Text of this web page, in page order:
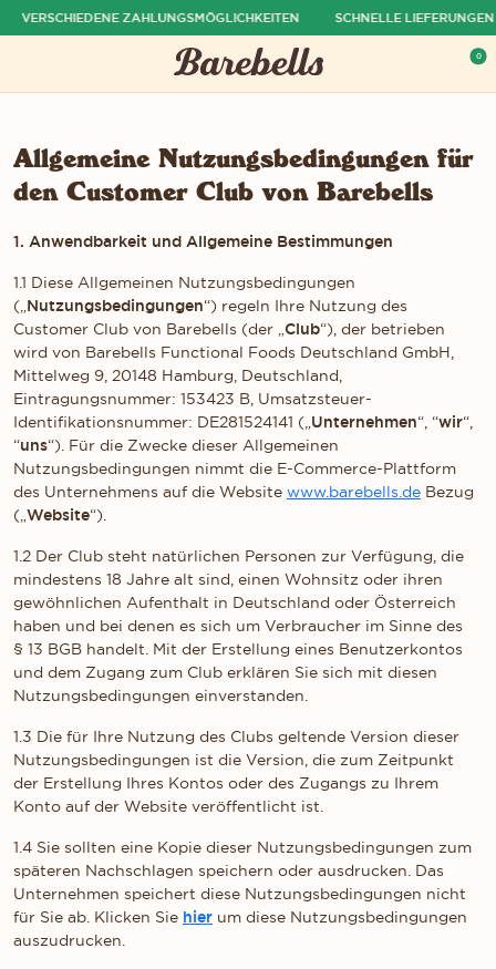
ZAHLUNGSMÖGLICHKEITEN SCHNELLE LIEFERUNGEN
0
Allgemeine Nutzungsbedingungen für
den Customer Club von Barebells
1. Anwendbarkeit und Allgemeine Bestimmungen
1.1 Diese Allgemeinen Nutzungsbedingungen
(„Nutzungsbedingungen“) regeln Ihre Nutzung des
Customer Club von Barebells (der „Club“), der betrieben
wird von Barebells Functional Foods Deutschland GmbH,
Mittelweg 9, 20148 Hamburg, Deutschland,
Eintragungsnummer: 153423 B, Umsatzsteuer-
Identifikationsnummer: DE281524141 („Unternehmen“, “wir“,
“uns“). Für die Zwecke dieser Allgemeinen
Nutzungsbedingungen nimmt die E-Commerce-Plattform
des Unternehmens auf die Website www.barebells.de Bezug
(„Website“).
1.2 Der Club steht natürlichen Personen zur Verfügung, die
mindestens 18 Jahre alt sind, einen Wohnsitz oder ihren
gewöhnlichen Aufenthalt in Deutschland oder Österreich
haben und bei denen es sich um Verbraucher im Sinne des
§ 13 BGB handelt. Mit der Erstellung eines Benutzerkontos
und dem Zugang zum Club erklären Sie sich mit diesen
Nutzungsbedingungen einverstanden.
1.3 Die für Ihre Nutzung des Clubs geltende Version dieser
Nutzungsbedingungen ist die Version, die zum Zeitpunkt
der Erstellung Ihres Kontos oder des Zugangs zu Ihrem
Konto auf der Website veröffentlicht ist.
1.4 Sie sollten eine Kopie dieser Nutzungsbedingungen zum
späteren Nachschlagen speichern oder ausdrucken. Das
Unternehmen speichert diese Nutzungsbedingungen nicht
für Sie ab. Klicken Sie hier um diese Nutzungsbedingungen
auszudrucken.
ausblenden